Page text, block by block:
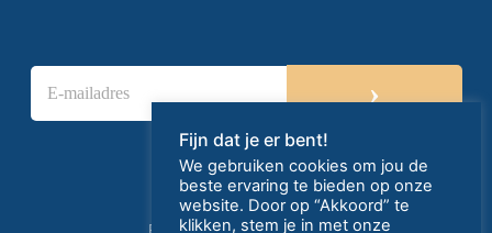
E
m
›
Fijn dat je er bent!
We gebruiken cookies om jou de
beste ervaring te bieden op onze
website. Door op “Akkoord” te
klikken, stem je in met onze